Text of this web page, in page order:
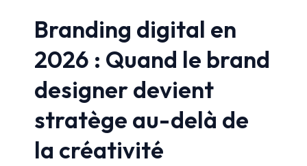
Branding digital en
2026 : Quand le brand
designer devient
stratège au-delà de
la créativité